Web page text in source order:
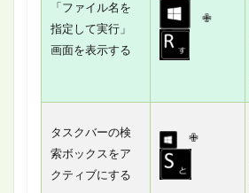
「ファイル名を
指定して実行」
画面を表示する
✙
タスクバーの検
索ボックスをア
クティブにする
✙